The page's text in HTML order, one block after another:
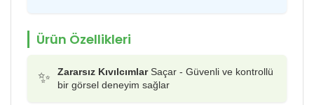
Ürün Özellikleri
✨ Zararsız KıvılcımlarSaçar - Güvenli ve kontrollü
bir görsel deneyim sağlar